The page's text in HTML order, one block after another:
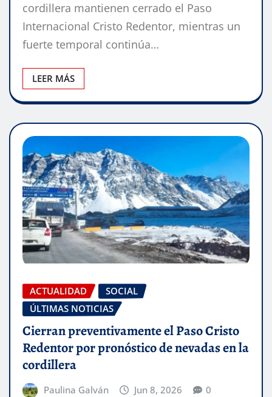
cordillera mantienen cerrado el Paso
Internacional Cristo Redentor, mientras un
fuerte temporal continúa…
LEER MÁS
ACTUALIDAD
SOCIAL
ÚLTIMAS NOTICIAS
Cierran preventivamente el Paso Cristo
Redentor por pronóstico de nevadas en la
cordillera
Paulina Galván Jun 8, 2026 0